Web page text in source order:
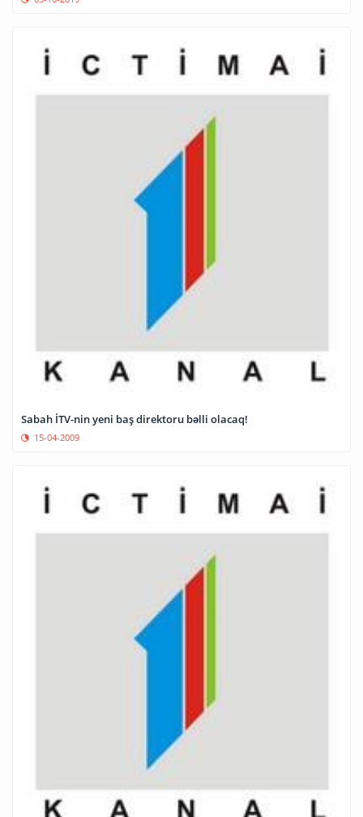
Sabah İTV-nin yeni baş direktoru bəlli olacaq!
15-04-2009